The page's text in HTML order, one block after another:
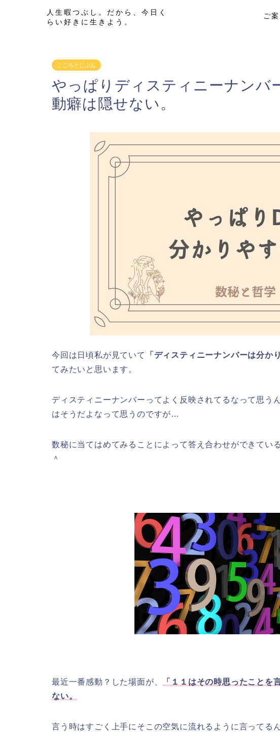
人生暇つぶし。だから、今日く
らい好きに生きよう。
ご
こころとじぶん
やっぱりディスティニーナンバ
動癖は隠せない。
今回は日頃私が見ていて 「ディスティニーナンバーは分か
てみたいと思います。
ディスティニーナンバーってよく反映されてるなって思う
はそうだよなって思うのですが…
数秘に当てはめてみることによって答え合わせができてい
＾
最近一番感動？した場面が、 「１１はその時思ったことを
ない。
言う時はすごく上手にそこの空気に流れるように言ってる